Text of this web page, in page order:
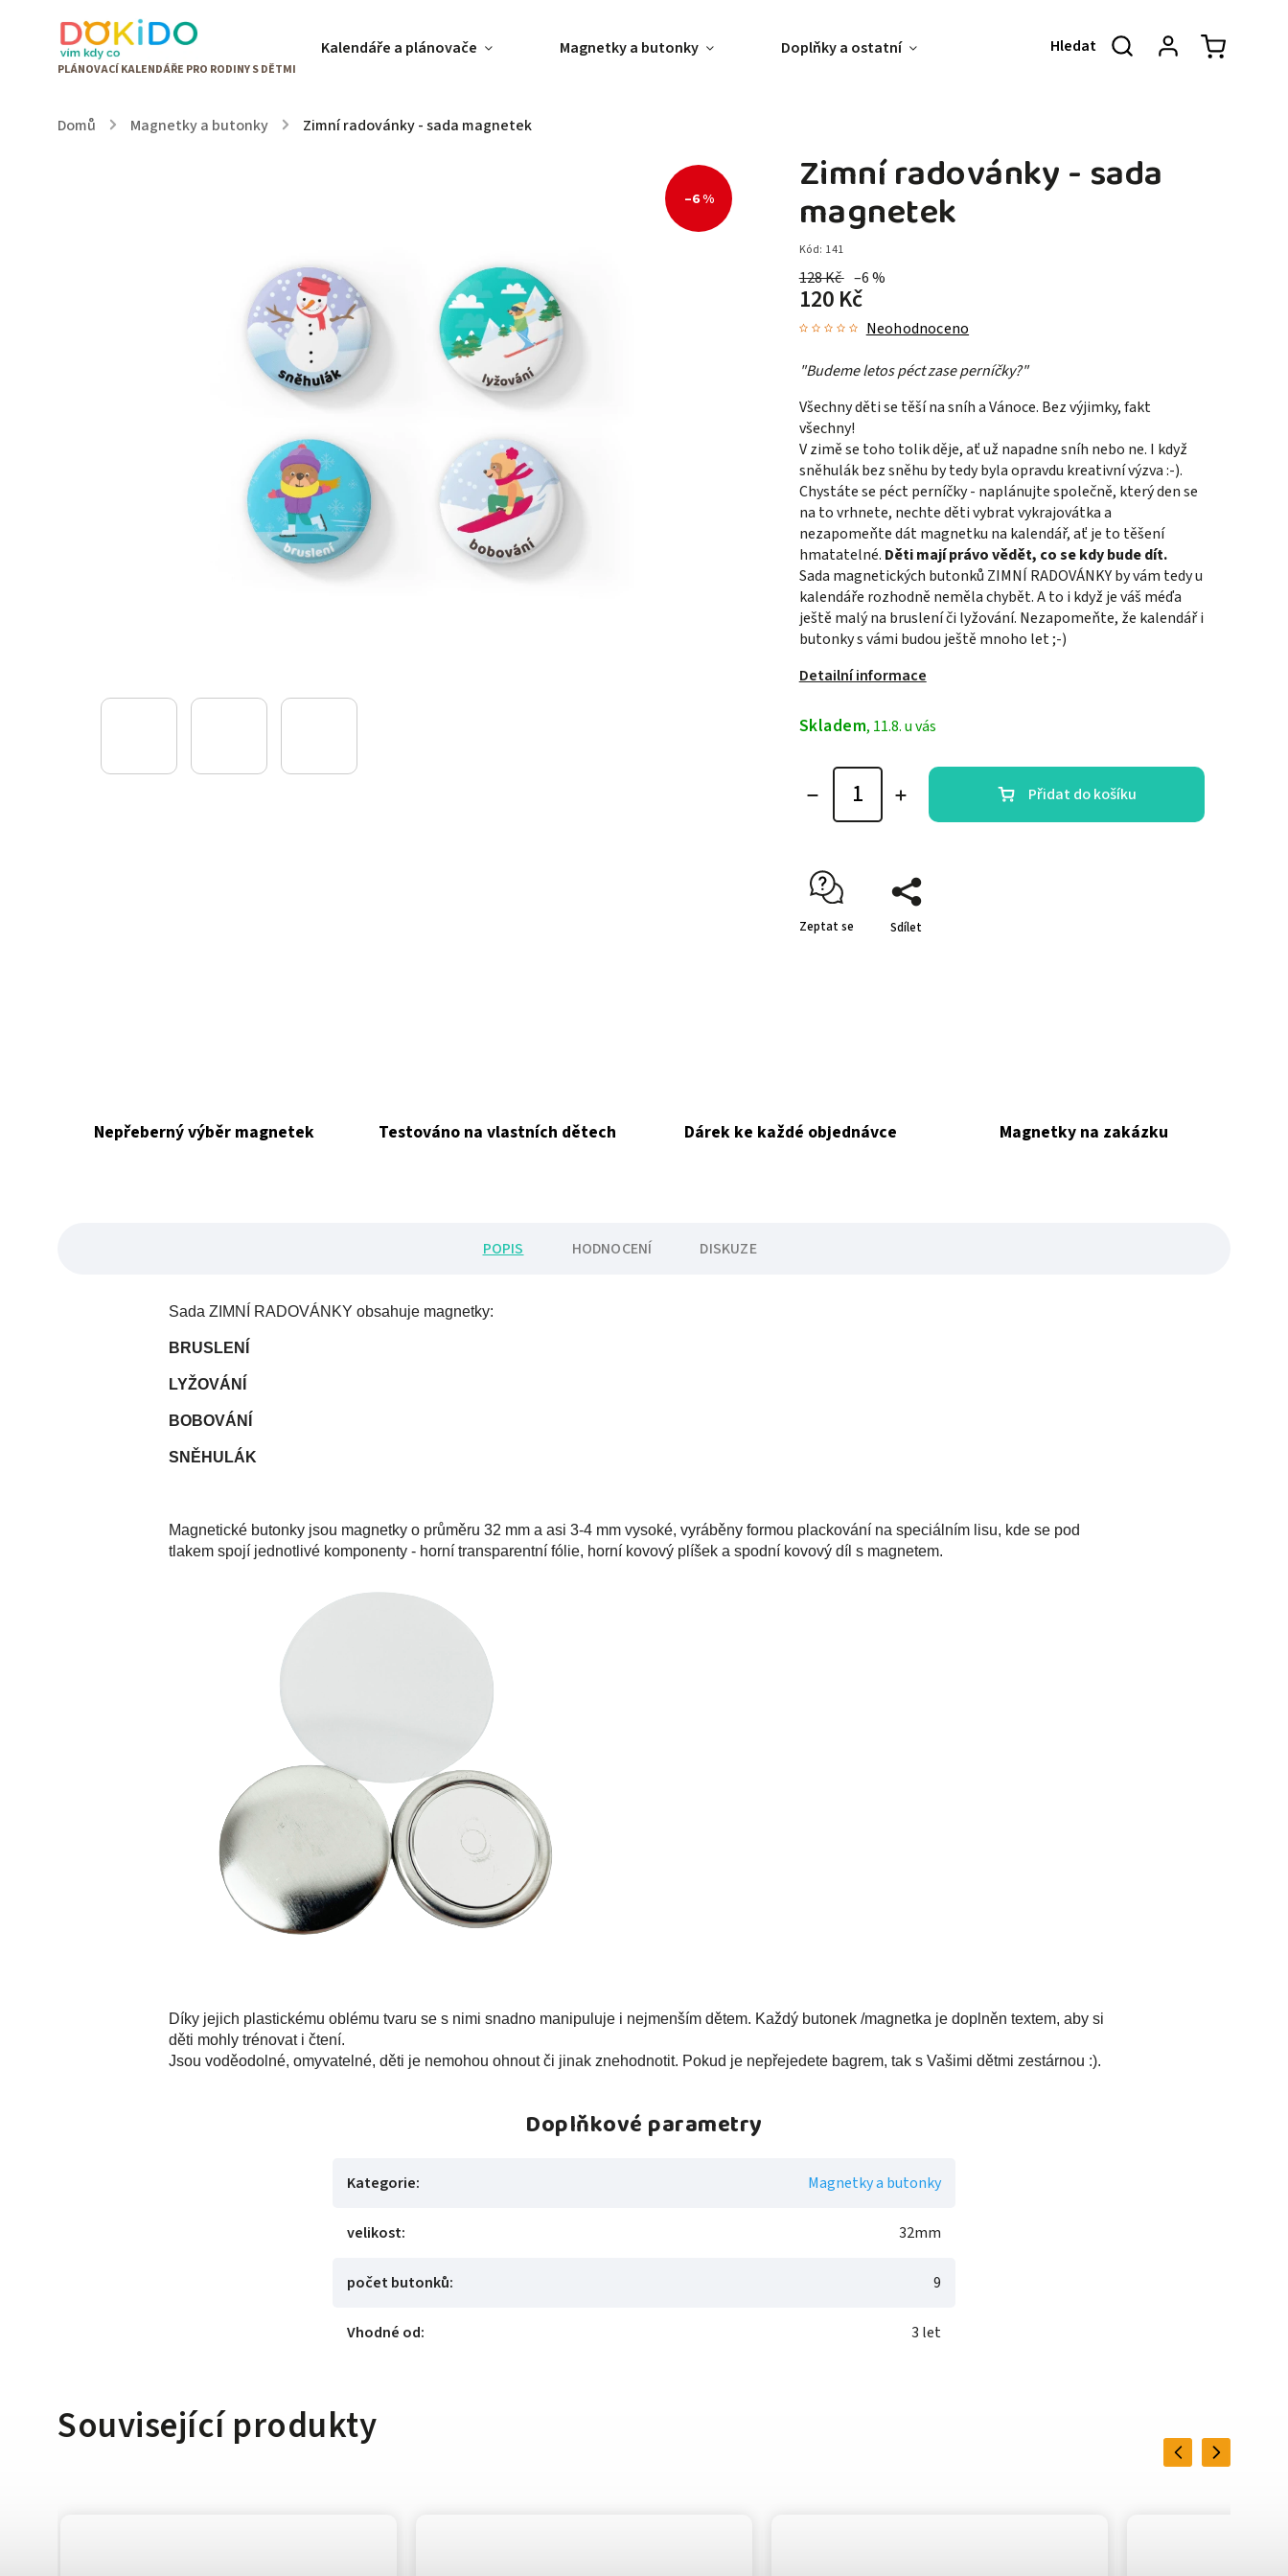
Kalendáře a plánovače Magnetky a butonky Doplňky a ostatní Akce & Slevy O NÁS
Domů / Magnetky a butonky / Zimní radovánky - sada magnetek
–6 % Zimní radovánky - sada
magnetek
Kód: 141
128 Kč –6 %
120 Kč
Neohodnoceno
"Budeme letos péct zase perníčky?"
Všechny děti se těší na sníh a Vánoce. Bez výjimky, fakt
všechny!
V zimě se toho tolik děje, ať už napadne sníh nebo ne. I když
sněhulák bez sněhu by tedy byla opravdu kreativní výzva :-).
Chystáte se péct perníčky - naplánujte společně, který den se
na to vrhnete, nechte děti vybrat vykrajovátka a
nezapomeňte dát magnetku na kalendář, ať je to těšení
hmatatelné. Děti mají právo vědět, co se kdy bude dít.
Sada magnetických butonků ZIMNÍ RADOVÁNKY by vám tedy u
kalendáře rozhodně neměla chybět. A to i když je váš méďa
ještě malý na bruslení či lyžování. Nezapomeňte, že kalendář i
butonky s vámi budou ještě mnoho let ;-)
Detailní informace
Skladem, 11.8. u vás
Přidat do košíku
Zeptat se Sdílet
Nepřeberný výběr magnetek Testováno na vlastních dětech Dárek ke každé objednávce Magnetky na zakázku
POPIS HODNOCENÍ DISKUZE
Sada ZIMNÍ RADOVÁNKY obsahuje magnetky:
BRUSLENÍ
LYŽOVÁNÍ
BOBOVÁNÍ
SNĚHULÁK
Magnetické butonky jsou magnetky o průměru 32 mm a asi 3-4 mm vysoké, vyráběny formou plackování na speciálním lisu, kde se pod
tlakem spojí jednotlivé komponenty - horní transparentní fólie, horní kovový plíšek a spodní kovový díl s magnetem.
Díky jejich plastickému oblému tvaru se s nimi snadno manipuluje i nejmenším dětem. Každý butonek /magnetka je doplněn textem, aby si
děti mohly trénovat i čtení.
Jsou voděodolné, omyvatelné, děti je nemohou ohnout či jinak znehodnotit. Pokud je nepřejedete bagrem, tak s Vašimi dětmi zestárnou :).
Doplňkové parametry
Kategorie: Magnetky a butonky
velikost: 32mm
počet butonků: 9
Vhodné od: 3 let
Související produkty
PreviousNext